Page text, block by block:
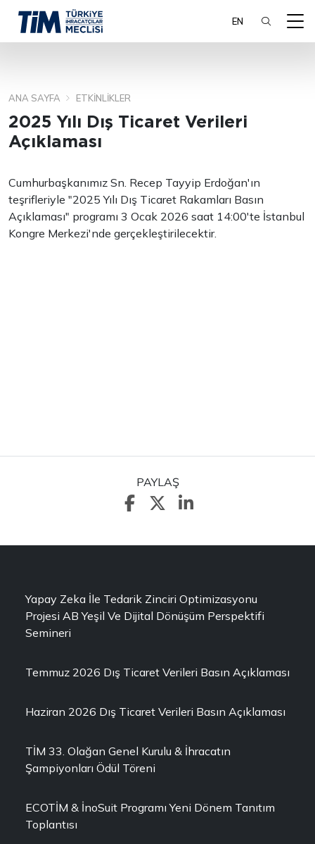
EN
ANA SAYFA ETKINLIKLER
2025 Yılı Dış Ticaret Verileri
Açıklaması
Cumhurbaşkanımız Sn. Recep Tayyip Erdoğan'ın
teşrifleriyle "2025 Yılı Dış Ticaret Rakamları Basın
Açıklaması" programı 3 Ocak 2026 saat 14:00'te İstanbul
Kongre Merkezi'nde gerçekleştirilecektir.
PAYLAŞ
Yapay Zeka İle Tedarik Zinciri Optimizasyonu
Projesi AB Yeşil Ve Dijital Dönüşüm Perspektifi
Semineri
Temmuz 2026 Dış Ticaret Verileri Basın Açıklaması
Haziran 2026 Dış Ticaret Verileri Basın Açıklaması
TİM 33. Olağan Genel Kurulu & İhracatın
Şampiyonları Ödül Töreni
ECOTİM & İnoSuit Programı Yeni Dönem Tanıtım
Toplantısı